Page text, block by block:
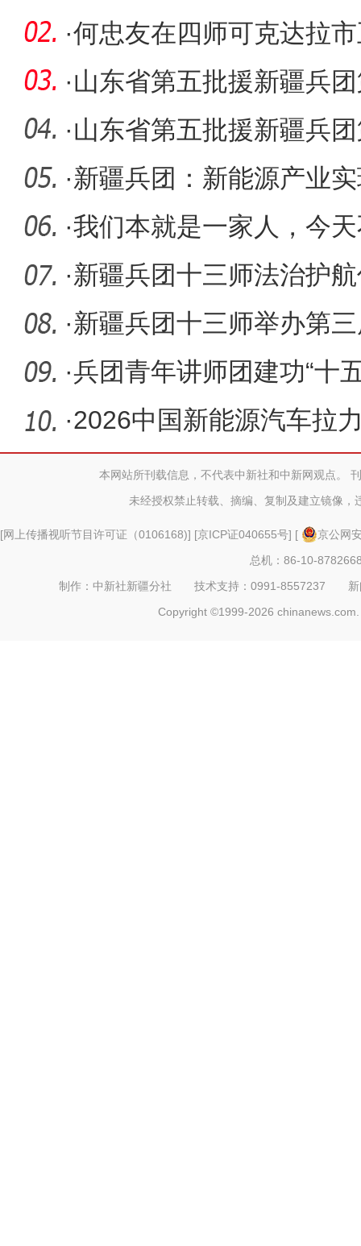
访举报件
·何忠友在四师可克达拉
央生态环
·山东省第五批援新疆兵
到岗
·山东省第五批援新疆兵
到岗
·新疆兵团：新能源产业
链成势转
·我们本就是一家人，今
团圆节
·新疆兵团十三师法治护
发展
·新疆兵团十三师举办第
·兵团青年讲师团建功“十
代化
·2026中国新能源汽车拉
赛段完赛
本网站所刊载信息，不代表中新社和中新网观点。
未经授权禁止转载、摘编、复制及建立镜像，
[网上传播视听节目许可证（0106168)] [京ICP证040655号] [
京公网
总机：86-10-
制作：中新社新疆分社 技术支持：0991-8557237
Copyright ©1999-2026